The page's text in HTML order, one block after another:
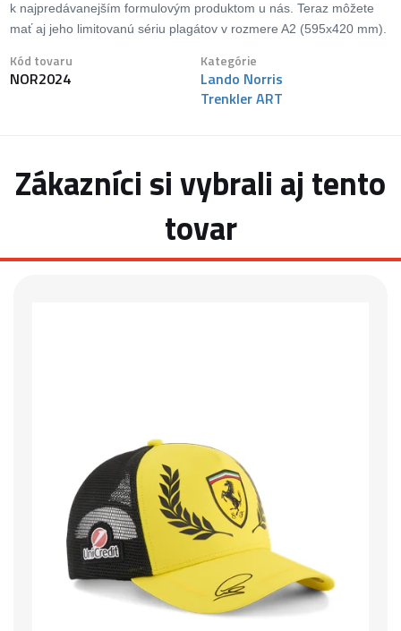
k najpredávanejším formulovým produktom u nás. Teraz môžete
mať aj jeho limitovanú sériu plagátov v rozmere A2 (595x420 mm).
Kód tovaru
NOR2024
Kategórie
Lando Norris
Trenkler ART
Zákazníci si vybrali aj tento
tovar